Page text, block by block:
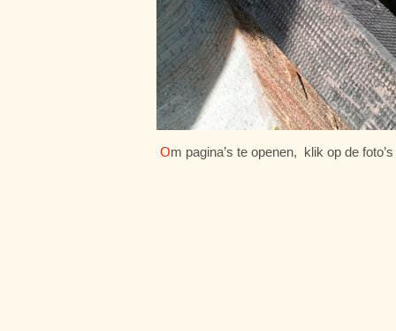
Om pagina’s te openen, klik op de